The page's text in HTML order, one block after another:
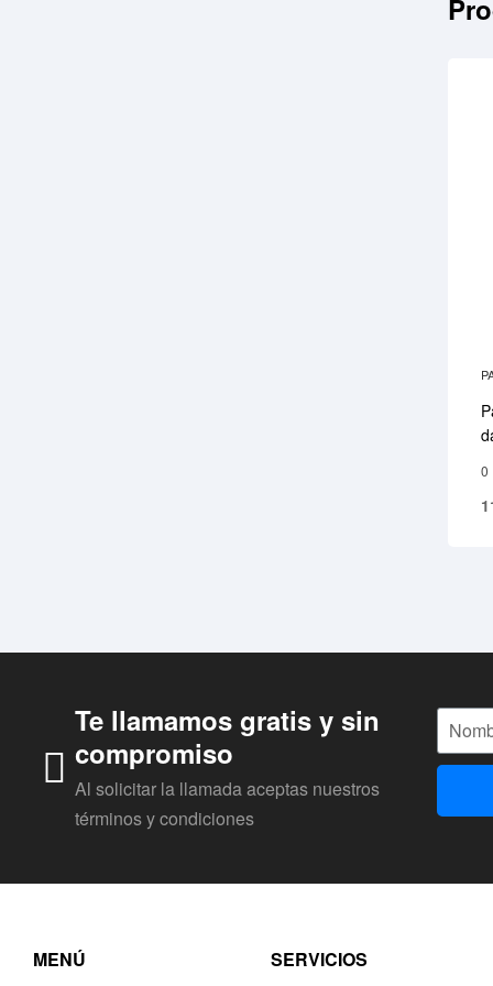
0
Te llamamos gratis y sin
compromiso
Al solicitar la llamada aceptas nuestros
términos y condiciones
MENÚ SERVICIOS